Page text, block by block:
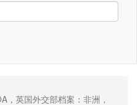
，英国外交部档案：非洲，